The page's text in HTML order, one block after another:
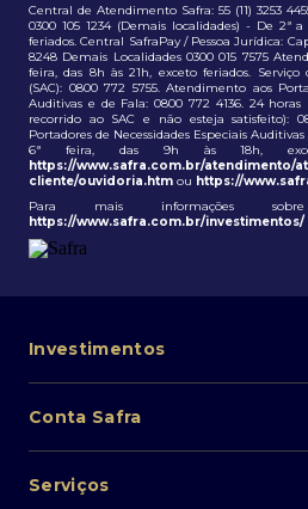
Central de Atendimento Safra: 55 (11) 3253
0300 105 1234 (Demais localidades) - De 2ª
feriados. Central SafraPay / Pessoa Jurídica:
8248 Demais Localidades 0300 015 7575
feira, das 8h às 21h, exceto feriados.
(SAC): 0800 772 5755. Atendimento aos
Auditivas e de Fala: 0800 772 4136. 24
recorrido ao SAC e não esteja satisfeito):
Portadores de Necessidades Especiais
6ª feira, das 9h às 18h,
https://www.safra.com.br/atendimento/
cliente/ouvidoria.htm ou https://
Para mais informações sobre
https://www.safra.com.br/investimentos/
Investimentos
Lista de fundos de investimento
Conta Safra
Pessoa Física
Serviços